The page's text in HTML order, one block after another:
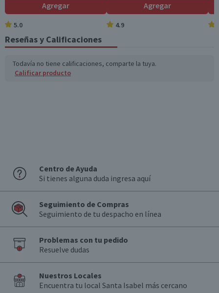
Agregar
5.0
Agregar
4.9
Reseñas y Calificaciones
Todavía no tiene calificaciones, comparte la tuya.
Calificar producto
Centro de Ayuda
Si tienes alguna duda ingresa aquí
Seguimiento de Compras
Seguimiento de tu despacho en línea
Problemas con tu pedido
Resuelve dudas
Nuestros Locales
Encuentra tu local Santa Isabel más cercano